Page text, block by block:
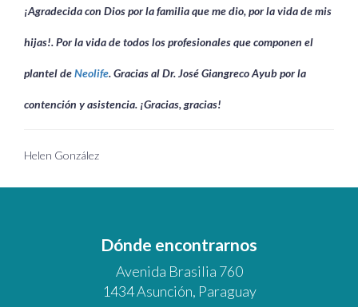
¡Agradecida con Dios por la familia que medio, por la vida de mis
hijas!. Por la vida detodoslos profesionales que componen el
plantel deNeolife. Gracias al Dr. José Giangreco Ayub por la
contención y asistencia. ¡Gracias, gracias!
Helen González
Dónde encontrarnos
Avenida Brasilia 760
1434 Asunción, Paraguay